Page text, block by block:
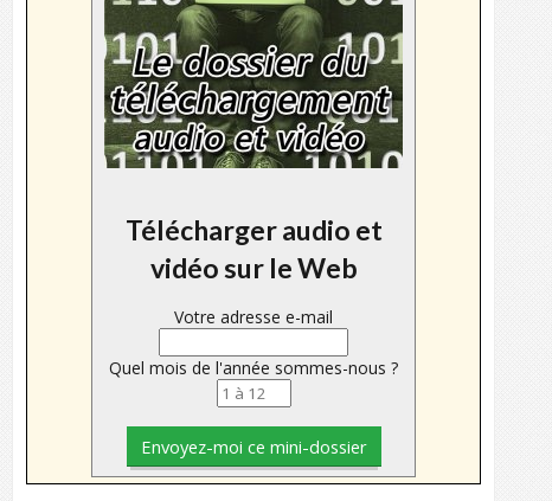
Télécharger audio et
vidéo sur le Web
Votre adresse e-mail
Quel mois de l'année sommes-nous ?